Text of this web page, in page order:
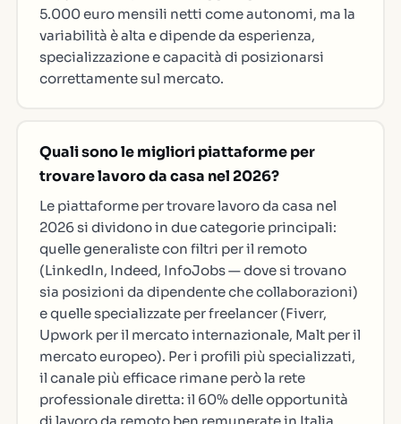
5.000 euro mensili netti come autonomi, ma la
variabilità è alta e dipende da esperienza,
specializzazione e capacità di posizionarsi
correttamente sul mercato.
Quali sono le migliori piattaforme per
trovare lavoro da casa nel 2026?
Le piattaforme per trovare lavoro da casa nel
2026 si dividono in due categorie principali:
quelle generaliste con filtri per il remoto
(LinkedIn, Indeed, InfoJobs — dove si trovano
sia posizioni da dipendente che collaborazioni)
e quelle specializzate per freelancer (Fiverr,
Upwork per il mercato internazionale, Malt per il
mercato europeo). Per i profili più specializzati,
il canale più efficace rimane però la rete
professionale diretta: il 60% delle opportunità